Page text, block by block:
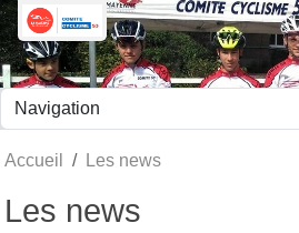
Accueil Les news
Les news
Panneau de gestion des cookies